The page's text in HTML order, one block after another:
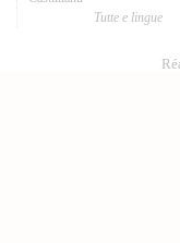
Tutte e lingue